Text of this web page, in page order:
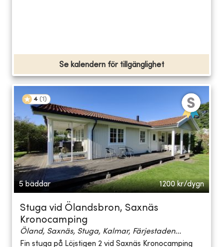
Se kalendern för tillgänglighet
4 (1 )
5 bäddar 1200 kr/dygn
Stuga vid Ölandsbron, Saxnäs
Kronocamping
Öland, Saxnäs, Stuga, Kalmar, Färjestaden...
Fin stuga på Löjstigen 2 vid Saxnäs Kronocamping